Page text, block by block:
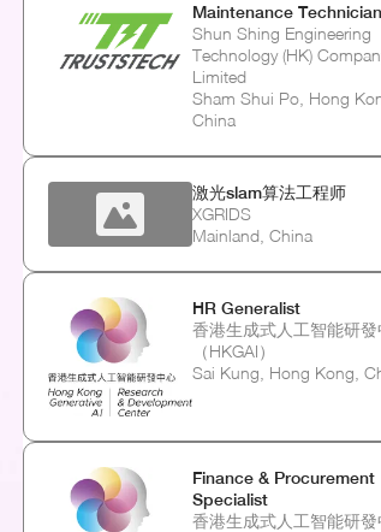
Maintenance Technician
Shun Shing Engineering
Technology (HK)
Limited
Sham Shui Po, Hong
China
激光slam算法工程师
XGRIDS
Mainland, China
HR Generalist
香港生成式人工智能研
（HKGAI）
Sai Kung, Hong Kong,
Finance & Procurement
Specialist
香港生成式人工智能研